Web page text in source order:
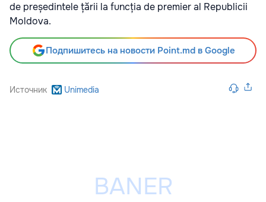
de președintele țării la funcția de premier al Republicii
Moldova.
Подпишитесь на новости Point.md в Google
Источник Unimedia